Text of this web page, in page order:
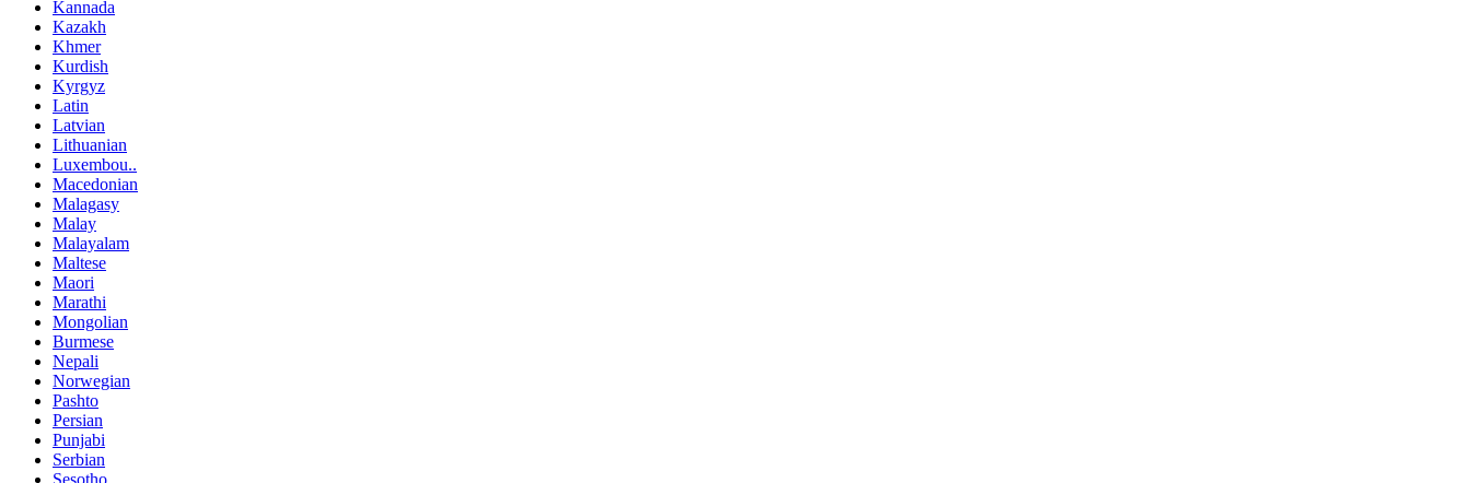
Kannada
Kazakh
Khmer
Kurdish
Kyrgyz
Latin
Latvian
Lithuanian
Luxembou..
Macedonian
Malagasy
Malay
Malayalam
Maltese
Maori
Marathi
Mongolian
Burmese
Nepali
Norwegian
Pashto
Persian
Punjabi
Serbian
Sesotho